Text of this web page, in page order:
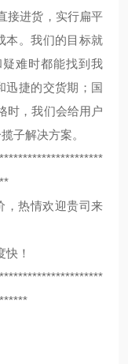
接进货，实行扁平
本。我们的目标就
难时都能找到我
迅捷的交货期；国
时，我们会给用户
子解决方案。
，热情欢迎贵司来
！